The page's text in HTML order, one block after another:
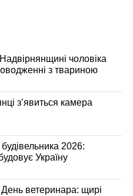
чоловіка
з твариною
з’явиться камера
2026:
Україну
ветеринара: щирі